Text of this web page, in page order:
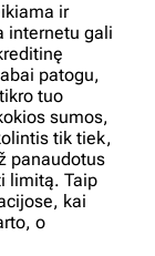
ir
internetu gali
patogu,
tuo
sumos,
tik tiek,
panaudotus
limitą. Taip
kai
o